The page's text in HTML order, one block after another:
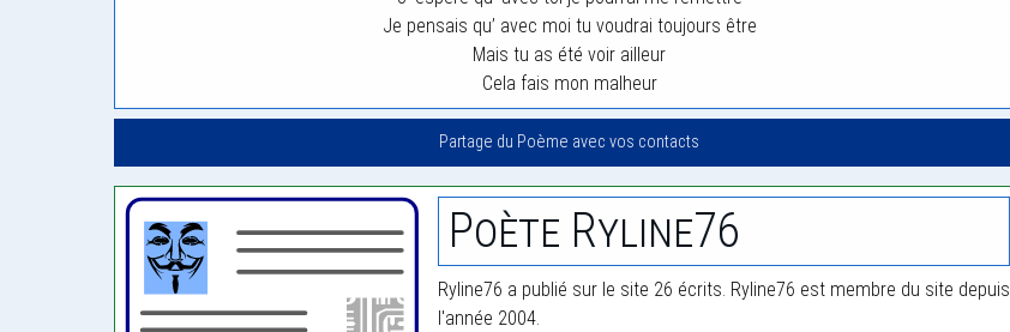
Je pensais qu’ avec moi tu voudrai toujours être
Mais tu as été voir ailleur
Cela fais mon malheur
Partage du Poème avec vos contacts
Poète Ryline76
Ryline76 a publié sur le site 26 écrits. Ryline76 est membre du site depuis
l'année 2004.